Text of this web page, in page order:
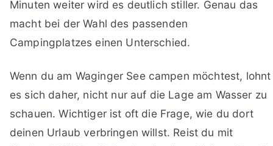
Minuten weiter wird es deutlich stiller. Genau das
macht bei der Wahl des passenden
Campingplatzes einen Unterschied.
Wenn du am Waginger See campen möchtest, lohnt
es sich daher, nicht nur auf die Lage am Wasser zu
schauen. Wichtiger ist oft die Frage, wie du dort
deinen Urlaub verbringen willst. Reist du mit